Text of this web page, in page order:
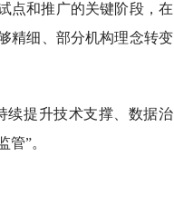
点和推广的关键阶段，在
精细、部分机构理念转变
续提升技术支撑、数据治
”。